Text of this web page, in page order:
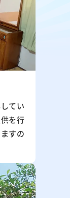
てい
を行
すの